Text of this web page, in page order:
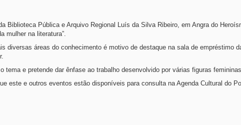
Biblioteca Pública e Arquivo Regional Luís da Silva Ribeiro, em Angra do
mulher na literatura”.
diversas áreas do conhecimento é motivo de destaque na sala de empréstimo
tema e pretende dar ênfase ao trabalho desenvolvido por várias figuras
este e outros eventos estão disponíveis para consulta na Agenda Cultural do